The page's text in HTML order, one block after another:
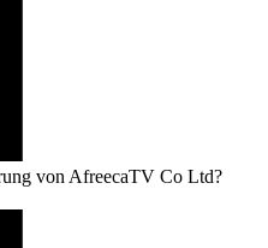
von AfreecaTV Co Ltd?